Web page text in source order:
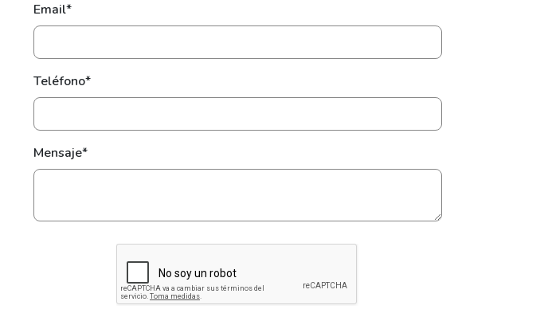
Email*
Teléfono*
Mensaje*